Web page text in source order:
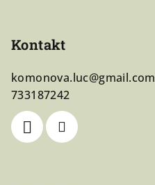
Kontakt
komonova.luc@gmail.com
733187242